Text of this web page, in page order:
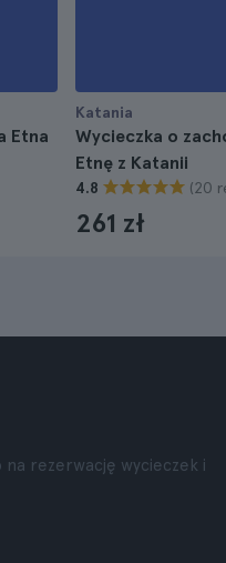
Etna
Katania
Wycieczka o
Etnę z Katanii
4.8 (20
261 zł
rezerwację wycieczek i